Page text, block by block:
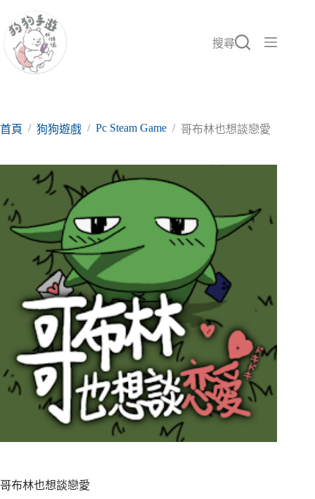
至
要
搜尋
首頁 / 狗狗遊戲 / Pc Steam Game / 哥布林也想談戀愛
哥布林也想談戀愛